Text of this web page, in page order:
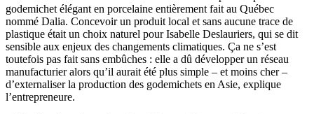
godemichet élégant en porcelaine entièrement fait au Québec
nommé Dalia. Concevoir un produit local et sans aucune trace de
plastique était un choix naturel pour Isabelle Deslauriers, qui se dit
sensible aux enjeux des changements climatiques. Ça ne s’est
toutefois pas fait sans embûches : elle a dû développer un réseau
manufacturier alors qu’il aurait été plus simple – et moins cher –
d’externaliser la production des godemichets en Asie, explique
l’entrepreneure.